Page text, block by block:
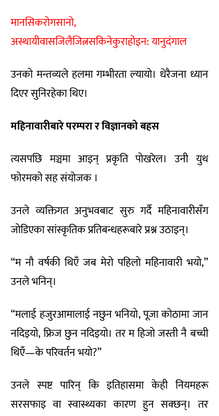
मानसिकरोगसानो,
अस्थायीवासजिलैजित्नसकिनेकुराहोइन: यानुदंगाल
उनको मन्तव्यले हलमा गम्भीरता ल्यायो। धेरैजना ध्यान
दिएर सुनिरहेका थिए।
महिनावारीबारे परम्परा र विज्ञानको बहस
त्यसपछि मञ्चमा आइन् प्रकृति पोखरेल। उनी युथ
फोरमको सह संयोजक ।
उनले व्यक्तिगत अनुभवबाट सुरु गर्दै महिनावारीसँग
जोडिएका सांस्कृतिक प्रतिबन्धहरूबारे प्रश्न उठाइन्।
“म नौ वर्षकी थिएँ जब मेरो पहिलो महिनावारी भयो,”
उनले भनिन्।
“मलाई हजुरआमालाई नछुन भनियो, पूजा कोठामा जान
नदिइयो, फ्रिज छुन नदिइयो। तर म हिजो जस्ती नै बच्ची
थिएँ—के परिवर्तन भयो?”
उनले स्पष्ट पारिन् कि इतिहासमा केही नियमहरू
सरसफाइ वा स्वास्थ्यका कारण हुन सक्छन्। तर